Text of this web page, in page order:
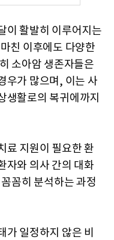
이 활발히 이루어지는
친 이후에도 다양한
소아암 생존자들은
우가 많으며, 이는 사
생활로의 복귀에까지
료 지원이 필요한 환
자와 의사 간의 대화
꼼히 분석하는 과정
가 일정하지 않은 비